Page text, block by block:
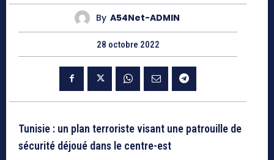
By A54Net-ADMIN
28 octobre 2022
Tunisie : un plan terroriste visant une patrouille de
sécurité déjoué dans le centre-est